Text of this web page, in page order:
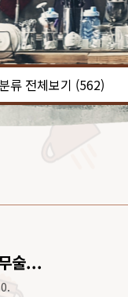
분류 전체보기 (562)
술...